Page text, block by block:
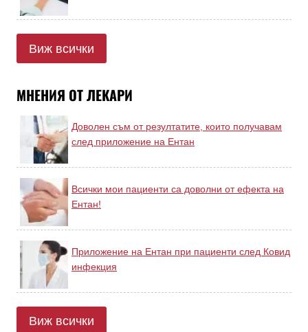
Виж всички
МНЕНИЯ ОТ ЛЕКАРИ
Доволен съм от резултатите, които получавам
след приложение на Ентан
Всички мои пациенти са доволни от ефекта на
Ентан!
Приложение на Ентан при пациенти след Ковид
инфекция
Виж всички